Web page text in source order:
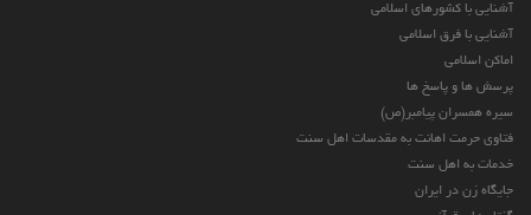
آشنایی با کشورهای اسلامی
آشنایی با فرق اسلامی
اماکن اسلامی
پرسش ها و پاسخ ها
سیره همسران پیامبر(ص)
فتاوی حرمت اهانت به مقدسات اهل سنت
خدمات به اهل سنت
جایگاه زن در ایران